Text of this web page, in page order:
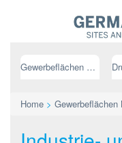
Gewerbeflächen NRW
Home > Gewerbeflächen